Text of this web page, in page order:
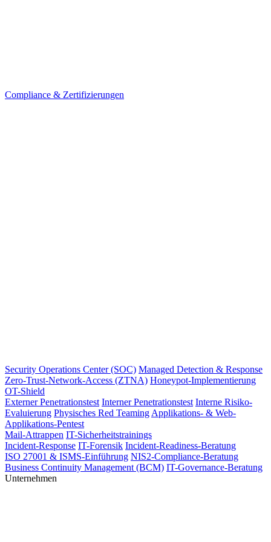
Compliance & Zertifizierungen
Security Operations Center (SOC) Managed Detection & Response
Zero-Trust-Network-Access (ZTNA) Honeypot-Implementierung
OT-Shield
Externer Penetrationstest Interner Penetrationstest Interne Risiko-
Evaluierung Physisches Red Teaming Applikations- & Web-
Applikations-Pentest
Mail-Attrappen IT-Sicherheitstrainings
Incident-Response IT-Forensik Incident-Readiness-Beratung
ISO 27001 & ISMS-Einführung NIS2-Compliance-Beratung
Business Continuity Management (BCM) IT-Governance-Beratung
Unternehmen